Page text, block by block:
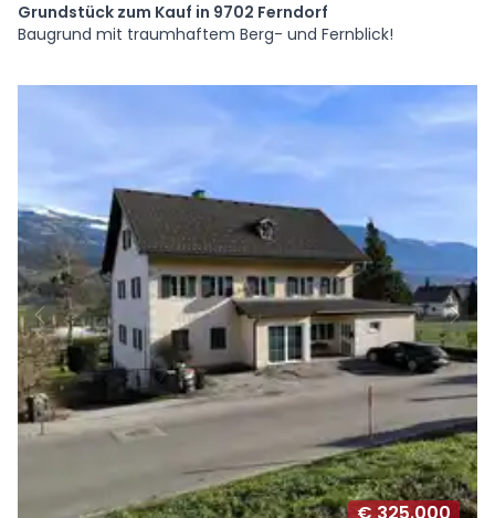
Grundstück zum Kauf in 9702 Ferndorf
Baugrund mit traumhaftem Berg- und Fernblick!